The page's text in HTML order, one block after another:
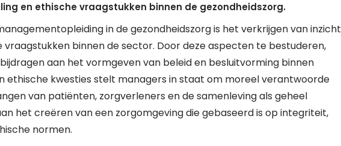
en ethische vraagstukken binnen de gezondheidszorg.
in de gezondheidszorg is het verkrijgen van inzicht
vraagstukken binnen de sector. Door deze aspecten te bestuderen,
aan het vormgeven van beleid en besluitvorming binnen
ethische kwesties stelt managers in staat om moreel verantwoorde
van patiënten, zorgverleners en de samenleving als geheel
het creëren van een zorgomgeving die gebaseerd is op integriteit,
normen.